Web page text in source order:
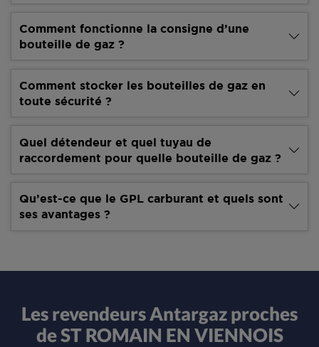
Comment fonctionne la consigne d’une
bouteille de gaz ?
Comment stocker les bouteilles de gaz en
toute sécurité ?
Quel détendeur et quel tuyau de
raccordement pour quelle bouteille de gaz ?
Qu’est-ce que le GPL carburant et quels sont
ses avantages ?
Les revendeurs Antargaz proches
de ST ROMAIN EN VIENNOIS